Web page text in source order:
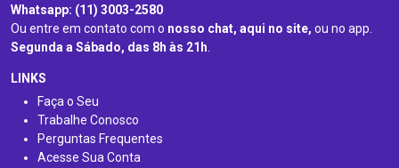
Whatsapp: (11) 3003-2580
Ou entre em contato com o nosso chat, aqui no site, ou no app.
Segunda a Sábado, das 8h às 21h.
LINKS
Faça o Seu
Trabalhe Conosco
Perguntas Frequentes
Acesse Sua Conta